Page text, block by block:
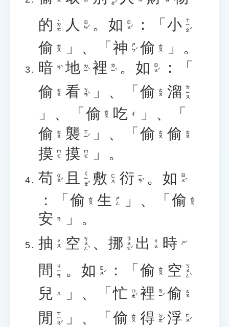
的 ˙ㄉㄜ 人 ㄖㄣˊ 。 如 ㄖㄨˊ ：「 小 ㄒㄧㄠˇ
偷 ㄊㄡ 」、「 神 ㄕㄣˊ 偷 ㄊㄡ
」。
暗
ㄢˋ 地 ㄉㄧˋ 裡 ㄌㄧˇ 。 如 ㄖㄨˊ
：「
偷 ㄊㄡ 看 ㄎㄢˋ 」、「 偷 ㄊㄡ 溜 ㄌㄧㄡ
」、「 偷 ㄊㄡ 吃 ㄔ
」、「
偷 ㄊㄡ 襲 ㄒㄧˊ 」、「 偷 ㄊㄡ 偷 ㄊㄡ
摸 ㄇㄛ 摸 ㄇㄛ
」。
苟 ㄍㄡˇ 且 ㄑㄧㄝˇ 敷 ㄈㄨ 衍 ㄧㄢˇ 。 如 ㄖㄨˊ
：「 偷 ㄊㄡ 生 ㄕㄥ 」、「 偷 ㄊㄡ
安 ㄢ
」。
抽 ㄔㄡ 空 ㄎㄨㄥˋ 、 挪 ㄋㄨㄛˊ 出 ㄔㄨ 時 ㄕˊ
間 ㄐㄧㄢ 。 如 ㄖㄨˊ ：「 偷 ㄊㄡ 空 ㄎㄨㄥˋ
兒 ㄦ 」、「忙 ㄇㄤˊ 裡 ㄌㄧˇ 偷 ㄊㄡ
閒 ㄒㄧㄢˊ 」、「 偷 ㄊㄡ 得 ㄉㄜˊ 浮 ㄈㄨˊ